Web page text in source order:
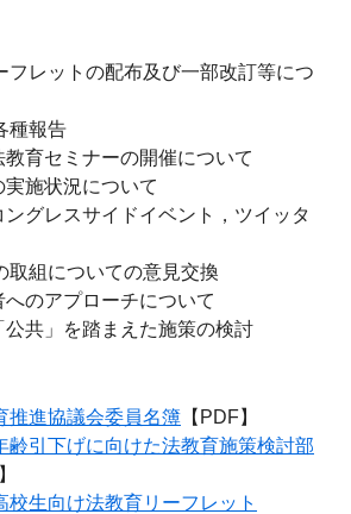
フレットの配布及び一部改訂等につ
種報告
セミナーの開催について
施状況について
レスサイドイベント，ツイッタ
取組についての意見交換
アプローチについて
」を踏まえた施策の検討
進協議会委員名簿 【PDF】
引下げに向けた法教育施策検討部
生向け法教育リーフレット